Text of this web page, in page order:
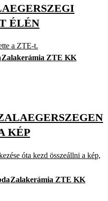
ÉLÉN
a ZTE-t.
Zalakerámia ZTE KK
KÉP
óta kezd összeállni a kép,
Zalakerámia ZTE KK